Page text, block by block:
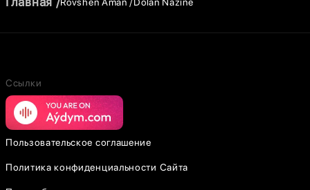
Ссылки
Пользовательское соглашение
Политика конфиденциальности Сайта